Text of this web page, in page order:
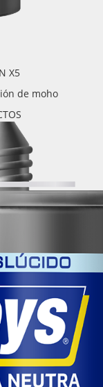
X5
de moho